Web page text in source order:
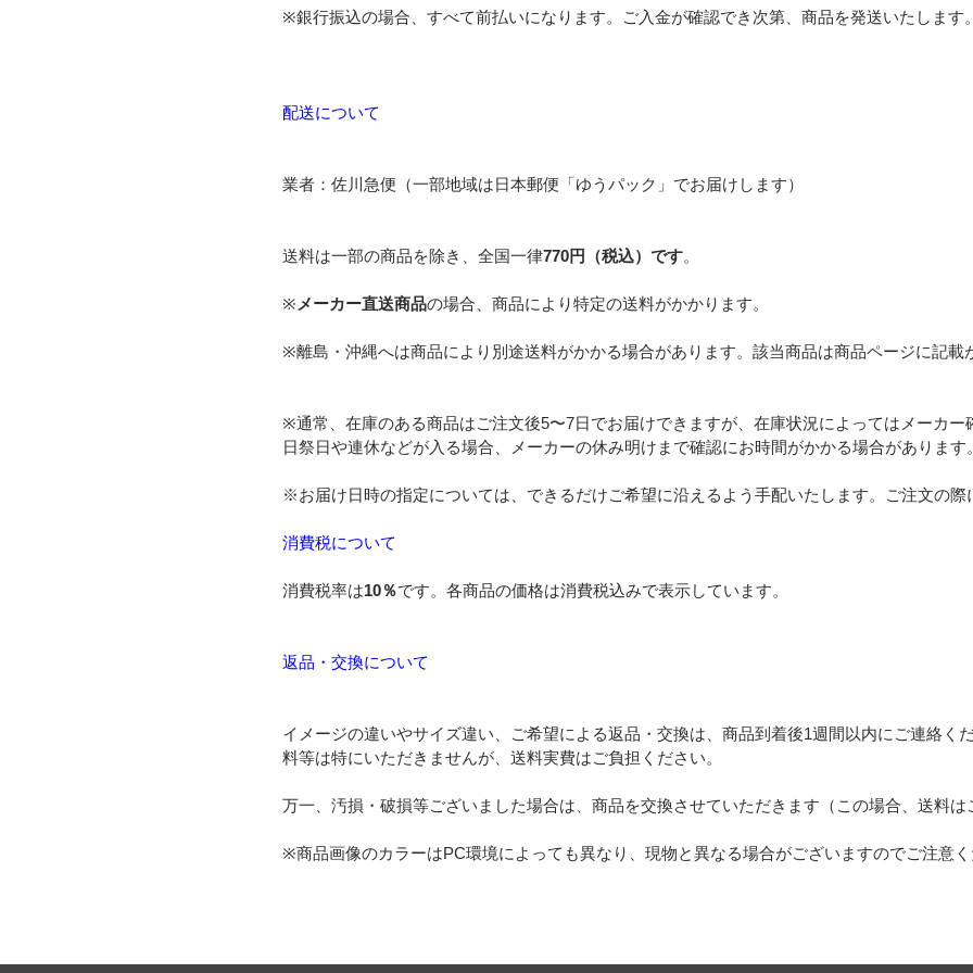
※銀行振込の場合、すべて前払いになります。ご入金が確認でき次第、商品を発送いたします
配送について
業者：佐川急便（一部地域は日本郵便「ゆうパック」でお届けします）
送料は一部の商品を除き、全国一律770円（税込）です。
※ メーカー直送商品の場合、商品により特定の送料がかかります。
※離島・沖縄へは商品により別途送料がかかる場合があります。該当商品は商品ページに記
※通常、在庫のある商品はご注文後5〜7日でお届けできますが、在庫状況によってはメーカ
日祭日や連休などが入る場合、メーカーの休み明けまで確認にお時間がかかる場合があります
※お届け日時の指定については、できるだけご希望に沿えるよう手配いたします。ご注文の際
消費税について
消費税率は10％です。各商品の価格は消費税込みで表示しています。
返品・交換について
イメージの違いやサイズ違い、ご希望による返品・交換は、商品到着後1週間以内にご連絡
料等は特にいただきませんが、送料実費はご負担ください。
万一、汚損・破損等ございました場合は、商品を交換させていただきます（この場合、送料
※商品画像のカラーはPC環境によっても異なり、現物と異なる場合がございますのでご注意